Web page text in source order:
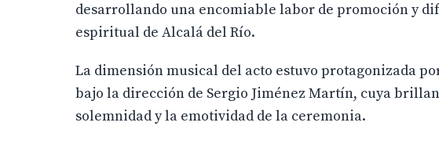
desarrollando una encomiable labor de promoción y
espiritual de Alcalá del Río.
La dimensión musical del acto estuvo protagonizada
bajo la dirección de Sergio Jiménez Martín, cuya
solemnidad y la emotividad de la ceremonia.